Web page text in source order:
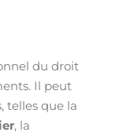
du droit
Il peut
telles que la
, la